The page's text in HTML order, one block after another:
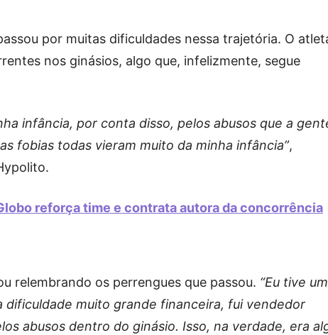
por muitas dificuldades nessa trajetória. O
nos ginásios, algo que, infelizmente, segue
infância, por conta disso, pelos abusos que a
fobias todas vieram muito da minha infância”,
reforça time e contrata autora da concorrência
relembrando os perrengues que passou. “Eu tive
dificuldade muito grande financeira, fui vendedor
abusos dentro do ginásio. Isso, na verdade, era